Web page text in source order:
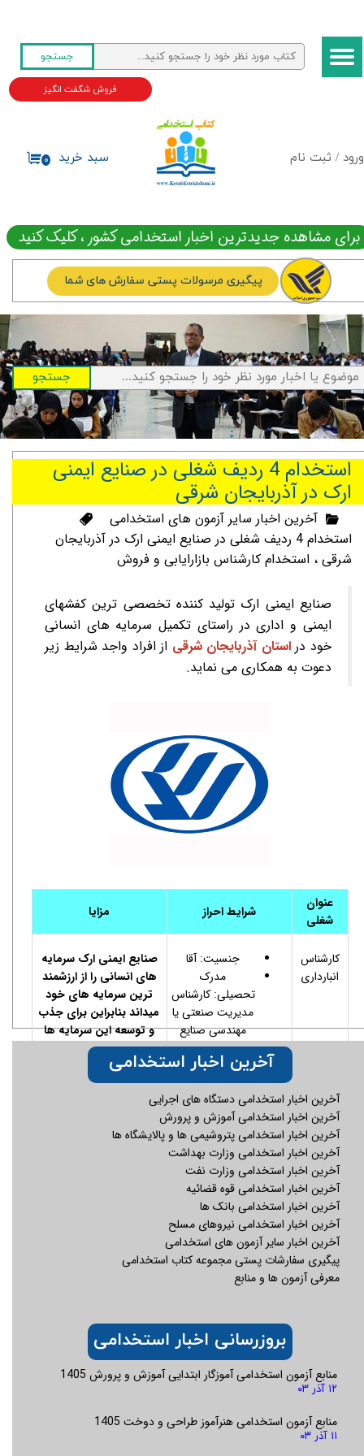
ورود / ثبت نام
حساب کاربری من
تغییر گذر واژه
جستجو
۰ سبد خرید
فروش شگفت انگیز
برای مشاهده جدیدترین اخبار استخدامی کشور ، کلیک کنید
پیگیری مرسولات پستی سفارش های شما
جستجو
استخدام 4 ردیف شغلی در صنایع ایمنی
ارک در آذربایجان شرقی
آخرین اخبار سایر آزمون های استخدامی
استخدام 4 ردیف شغلی در صنایع ایمنی ارک در آذربایجان
شرقی ، استخدام کارشناس بازارایابی و فروش
صنایع ایمنی ارک تولید کننده تخصصی ترین کفشهای
ایمنی و اداری در راستای تکمیل سرمایه های انسانی
خود دراستان آذربایجان شرقی از افراد واجد شرایط زیر
دعوت به همکاری می نماید.
عنوان
شغلی
شرایط احراز مزایا
کارشناس
انبارداری
جنسیت: آقا
مدرک
تحصیلی: کارشناس
مدیریت صنعتی یا
مهندسی صنایع
محدوده سنی: 25-
30 سال
سابقه کار : یک
سال
مهارت های لازم :
آشنایی کامل با
مبانی و مفاهیم
تخصصی انبارداری
تسلط به سیستم
کدینگ انبار
مهارت انجام کار
تیمی و روابط موثر
تسلط به نظام
و تامین
تسلط به مفاهیم
نظام آراستگی
محیط کار
صنایع ایمنی ارک سرمایه
های انسانی را از ارزشمند
ترین سرمایه های خود
میداند بنابراین برای جذب
و توسعه این سرمایه ها
شرایط مطلوبی را شامل:
حقوق و مزایا
مسئولیت، سرویس
کارشناس
برنامه
جنسیت: آقا
صنایع ایمنی ارک سرمایه
آخرین اخبار استخدامی دستگاه های اجرایی
آخرین اخبار استخدامی آموزش و پرورش
آخرین اخبار استخدامی پتروشیمی ها و پالایشگاه ها
آخرین اخبار استخدامی وزارت بهداشت
آخرین اخبار استخدامی وزارت نفت
آخرین اخبار استخدامی قوه قضائیه
آخرین اخبار استخدامی بانک ها
آخرین اخبار استخدامی نیروهای مسلح
آخرین اخبار سایر آزمون های استخدامی
پیگیری سفارشات پستی مجموعه کتاب استخدامی
معرفی آزمون ها و منابع
منابع آزمون استخدامی آموزگار ابتدایی آموزش و پرورش 1405
۱۲ آذر ۰۳
منابع آزمون استخدامی هنرآموز طراحی و دوخت 1405
۱۱ آذر ۰۳
بروزرسانی اخبار استخدامی
آخرین اخبار استخدامی